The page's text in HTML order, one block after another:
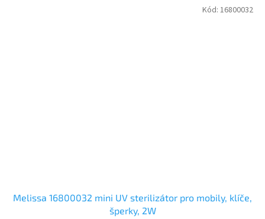
Melissa 16800032 mini UV sterilizátor pro mobily, klíče,
šperky, 2W
Kód: 16800032